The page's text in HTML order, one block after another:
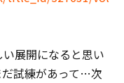
い展開になると思い
だ試練があって…次